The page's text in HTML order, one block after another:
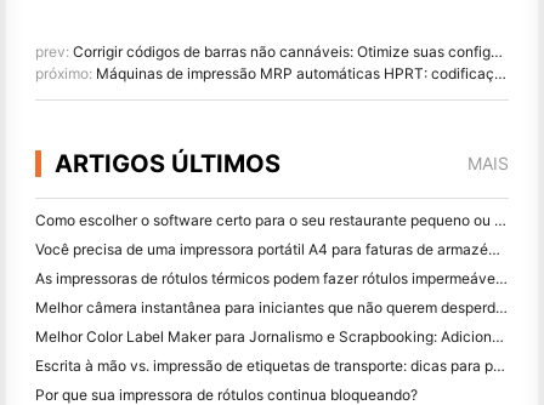
prev: Corrigir códigos de barras não cannáveis: Otimize suas configurações de impressora e scanner
próximo: Máquinas de impressão MRP automáticas HPRT: codificação de empacotamento com tecnologia avançada de transferência térmica
ARTIGOS ÚLTIMOS MAIS
Como escolher o software certo para o seu restaurante pequeno ou médio
Você precisa de uma impressora portátil A4 para faturas de armazém? O que realmente funciona
As impressoras de rótulos térmicos podem fazer rótulos impermeáveis ​​para produtos de pequenas empresas?
Melhor câmera instantânea para iniciantes que não querem desperdiçar papel
Melhor Color Label Maker para Jornalismo e Scrapbooking: Adicione Mais Cor a Cada Página
Escrita à mão vs. impressão de etiquetas de transporte: dicas para pequenas empresas em 2026
Por que sua impressora de rótulos continua bloqueando?